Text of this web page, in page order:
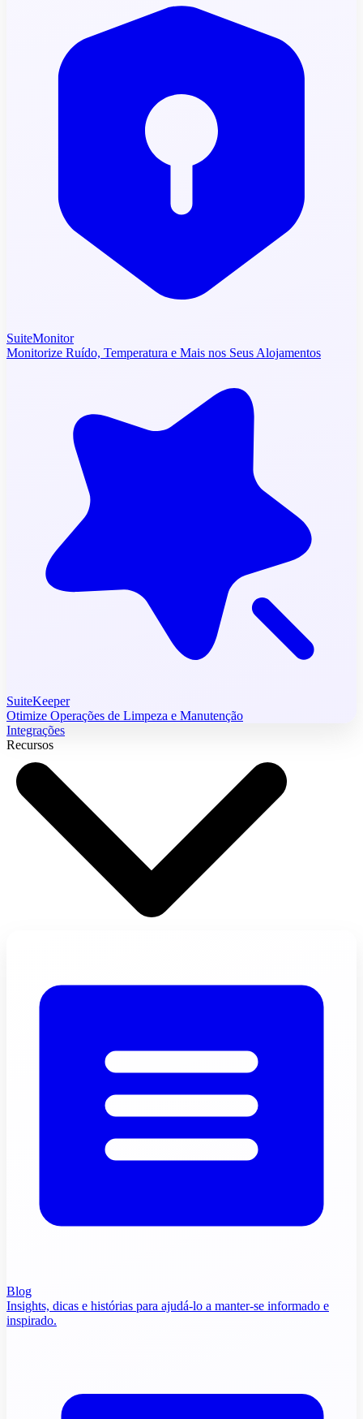
SuiteMonitor
Monitorize Ruído, Temperatura e Mais nos Seus Alojamentos
SuiteKeeper
Otimize Operações de Limpeza e Manutenção
Integrações
Recursos
Blog
Insights, dicas e histórias para ajudá-lo a manter-se informado e
inspirado.